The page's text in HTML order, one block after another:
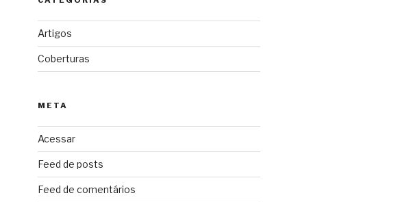
Artigos
Coberturas
META
Acessar
Feed de posts
Feed de comentários